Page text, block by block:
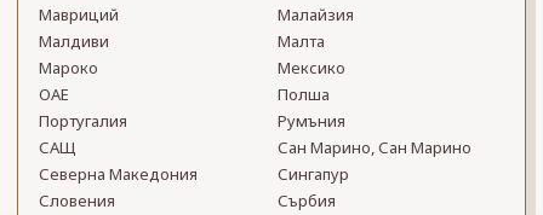
Мавриций
Малайзия
Малдиви
Малта
Мароко
Мексико
ОАЕ
Полша
Португалия
Румъния
САЩ
Сан Марино, Сан Марино
Северна Македония
Сингапур
Словения
Сърбия